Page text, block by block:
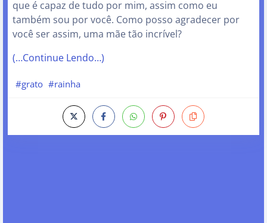
que é capaz de tudo por mim, assim como eu
também sou por você. Como posso agradecer por
você ser assim, uma mãe tão incrível?
(…Continue Lendo…)
#grato #rainha